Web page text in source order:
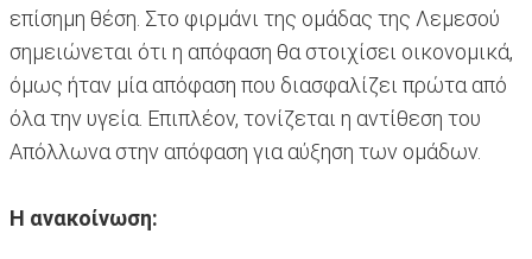
επίσημη θέση. Στο φιρμάνι της ομάδας της Λεμεσού
σημειώνεται ότι η απόφαση θα στοιχίσει οικονομικά,
όμως ήταν μία απόφαση που διασφαλίζει πρώτα από
όλα την υγεία. Επιπλέον, τονίζεται η αντίθεση του
Απόλλωνα στην απόφαση για αύξηση των ομάδων.
H ανακοίνωση: